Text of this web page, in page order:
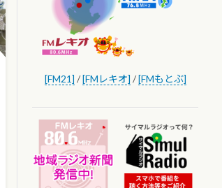
[FM21] /[FMレキオ] /[FMもとぶ]